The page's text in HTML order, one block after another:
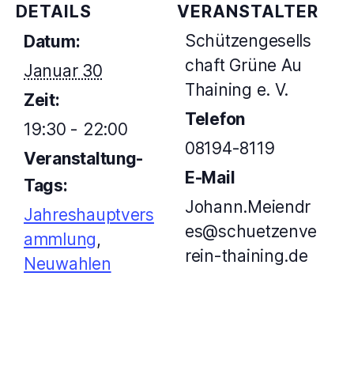
DETAILS
Datum:
Januar 30
Zeit:
19:30 - 22:00
Veranstaltung-
Tags:
Jahreshauptvers
ammlung,
Neuwahlen
VERANSTALTER
Schützengesells
chaft Grüne Au
Thaining e. V.
Telefon
08194-8119
E-Mail
Johann.Meiendr
es@schuetzenve
rein-thaining.de